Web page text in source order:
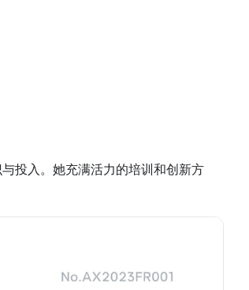
投入。她充满活力的培训和创新方